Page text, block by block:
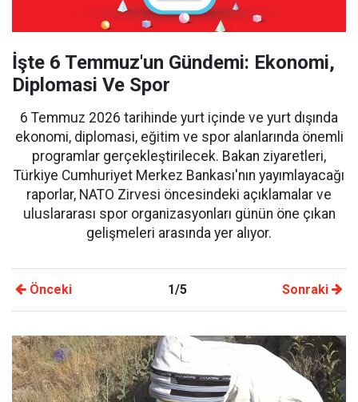
İşte 6 Temmuz'un Gündemi: Ekonomi,
Diplomasi Ve Spor
6 Temmuz 2026 tarihinde yurt içinde ve yurt dışında
ekonomi, diplomasi, eğitim ve spor alanlarında önemli
programlar gerçekleştirilecek. Bakan ziyaretleri,
Türkiye Cumhuriyet Merkez Bankası'nın yayımlayacağı
raporlar, NATO Zirvesi öncesindeki açıklamalar ve
uluslararası spor organizasyonları günün öne çıkan
gelişmeleri arasında yer alıyor.
Önceki 1/5 Sonraki